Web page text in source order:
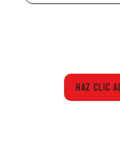
HAZ CLIC